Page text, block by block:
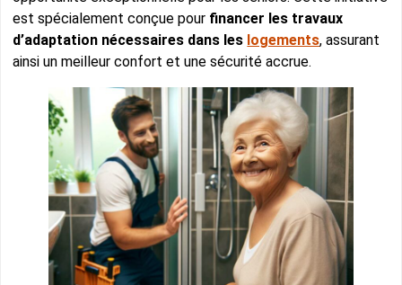
est spécialement conçue pour financer les travaux
d’adaptation nécessaires dans les logements, assurant
ainsi un meilleur confort et une sécurité accrue.